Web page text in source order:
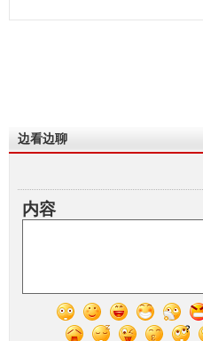
边看边聊
内容